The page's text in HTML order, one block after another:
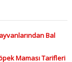
Bal
Maması Tarifleri